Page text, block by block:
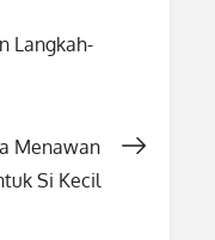
Langkah-
Menawan
Si Kecil